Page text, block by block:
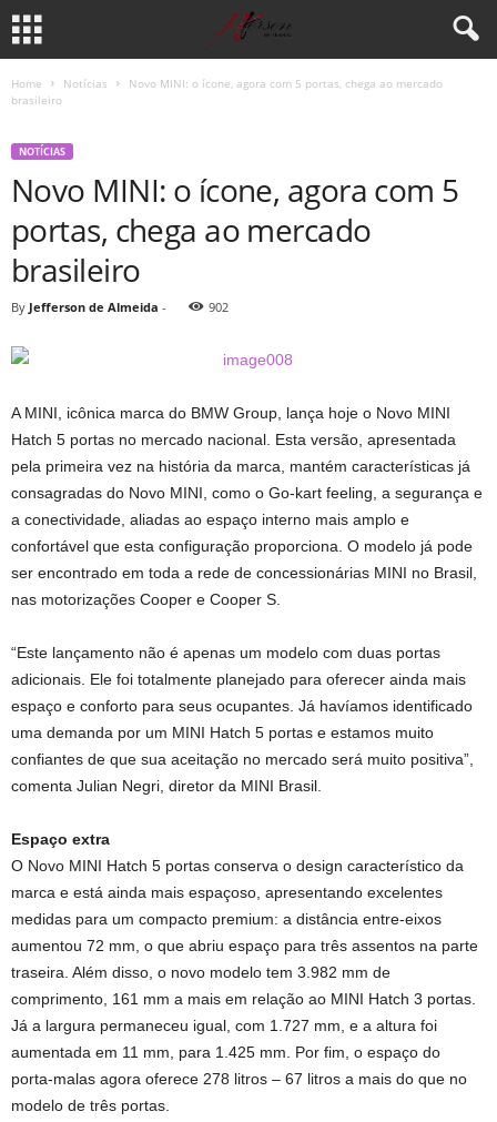
Home Notícias
Novo MINI: o ícone, agora com 5 portas, chega ao mercado
brasileiro
NOTÍCIAS
Novo MINI: o ícone, agora com 5
portas, chega ao mercado
brasileiro
By Jefferson de Almeida - 902
A MINI, icônica marca do BMW Group, lança hoje o Novo MINI
Hatch 5 portas no mercado nacional. Esta versão, apresentada
pela primeira vez na história da marca, mantém características já
consagradas do Novo MINI, como o Go-kart feeling, a segurança e
a conectividade, aliadas ao espaço interno mais amplo e
confortável que esta configuração proporciona. O modelo já pode
ser encontrado em toda a rede de concessionárias MINI no Brasil,
nas motorizações Cooper e Cooper S.
“Este lançamento não é apenas um modelo com duas portas
adicionais. Ele foi totalmente planejado para oferecer ainda mais
espaço e conforto para seus ocupantes. Já havíamos identificado
uma demanda por um MINI Hatch 5 portas e estamos muito
confiantes de que sua aceitação no mercado será muito positiva”,
comenta Julian Negri, diretor da MINI Brasil.
Espaço extra
O Novo MINI Hatch 5 portas conserva o design característico da
marca e está ainda mais espaçoso, apresentando excelentes
medidas para um compacto premium: a distância entre-eixos
aumentou 72 mm, o que abriu espaço para três assentos na parte
traseira. Além disso, o novo modelo tem 3.982 mm de
comprimento, 161 mm a mais em relação ao MINI Hatch 3 portas.
Já a largura permaneceu igual, com 1.727 mm, e a altura foi
aumentada em 11 mm, para 1.425 mm. Por fim, o espaço do
porta-malas agora oferece 278 litros – 67 litros a mais do que no
modelo de três portas.